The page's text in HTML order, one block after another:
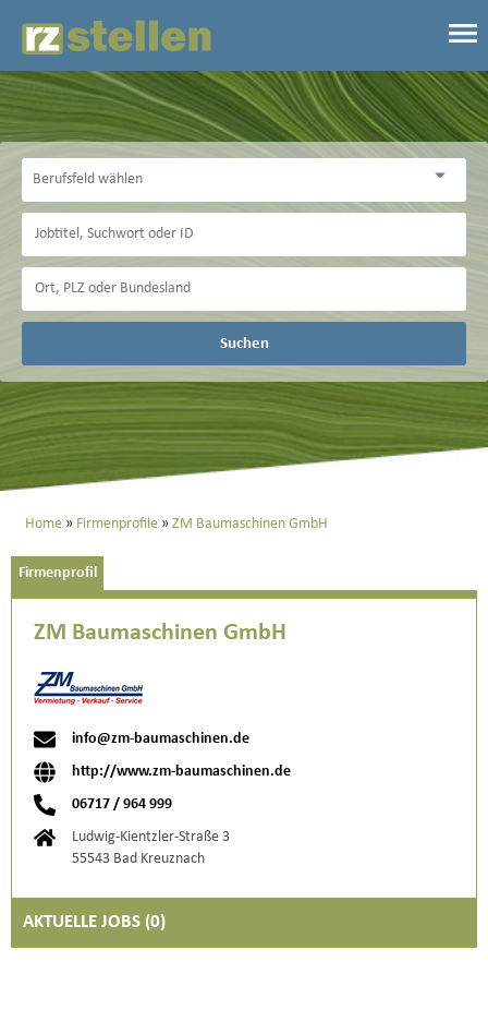
Suchen
Home Firmenprofile ZM Baumaschinen GmbH
Firmenprofil
ZM Baumaschinen GmbH
info@zm-baumaschinen.de
http://www.zm-baumaschinen.de
06717 / 964 999
Ludwig-Kientzler-Straße 3
55543 Bad Kreuznach
AKTUELLE JOBS (0)